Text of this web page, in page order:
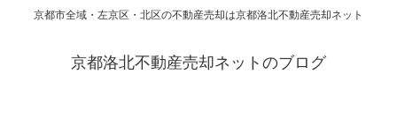
京都市全域・左京区・北区の不動産売却は京都洛北不動産売却ネット
京都洛北不動産売却ネットのブログ